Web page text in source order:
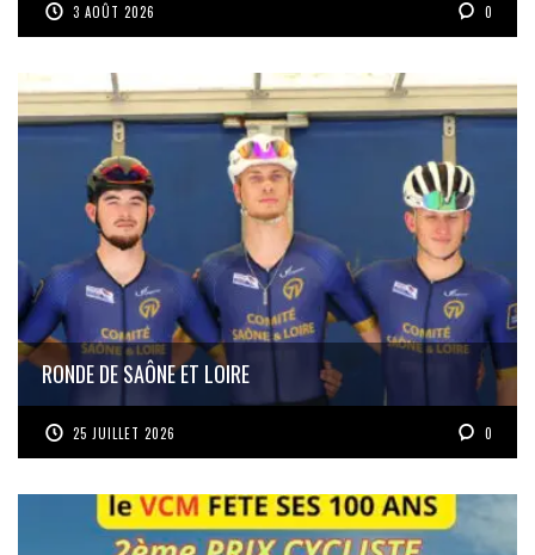
3 AOÛT 2026 0
RONDE DE SAÔNE ET LOIRE
25 JUILLET 2026 0